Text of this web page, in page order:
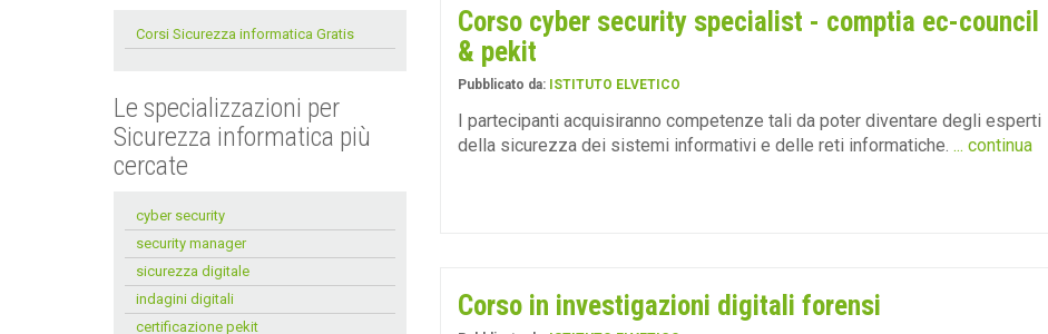
Corsi Sicurezza informatica Gratis
Le specializzazioni per
Sicurezza informatica più
cercate
cyber security
security manager
sicurezza digitale
indagini digitali
certificazione pekit
Corso cyber security specialist - comptia ec-council
& pekit
Pubblicato da: ISTITUTO ELVETICO
I partecipanti acquisiranno competenze tali da poter diventare degli esperti
della sicurezza dei sistemi informativi e delle reti informatiche. ... continua
Corso in investigazioni digitali forensi